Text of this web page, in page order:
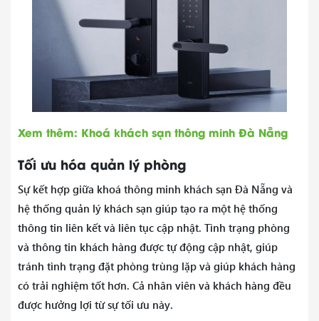
Xem thêm: Khoá khách sạn thông minh Đà Nẵng
Tối ưu hóa quản lý phòng
Sự kết hợp giữa khoá thông minh khách sạn Đà Nẵng và
hệ thống quản lý khách sạn giúp tạo ra một hệ thống
thông tin liên kết và liên tục cập nhật. Tình trạng phòng
và thông tin khách hàng được tự động cập nhật, giúp
tránh tình trạng đặt phòng trùng lặp và giúp khách hàng
có trải nghiệm tốt hơn. Cả nhân viên và khách hàng đều
được hưởng lợi từ sự tối ưu này.